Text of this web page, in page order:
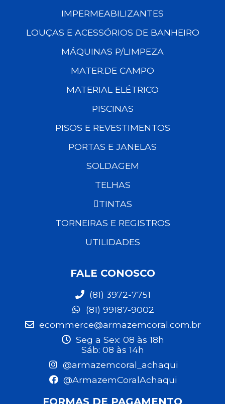
IMPERMEABILIZANTES
LOUÇAS E ACESSÓRIOS DE BANHEIRO
MÁQUINAS P/LIMPEZA
MATER.DE CAMPO
MATERIAL ELÉTRICO
PISCINAS
PISOS E REVESTIMENTOS
PORTAS E JANELAS
SOLDAGEM
TELHAS
TINTAS
TORNEIRAS E REGISTROS
UTILIDADES
FALE CONOSCO
(81) 3972-7751
(81) 99187-9002
ecommerce@armazemcoral.com.br
Seg a Sex: 08 às 18h
Sáb: 08 às 14h
@armazemcoral_achaqui
@ArmazemCoralAchaqui
FORMAS DE PAGAMENTO